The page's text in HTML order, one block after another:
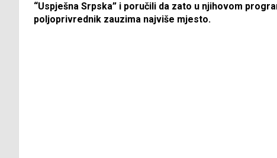
“Uspješna Srpska” i poručili da zato u njihovom
poljoprivrednik zauzima najviše mjesto.